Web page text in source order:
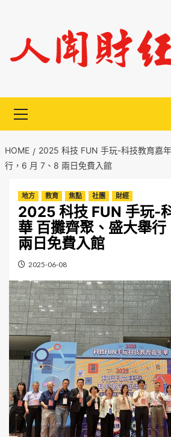
content
Menu
HOME
2025 科技 FUN 手玩-科技教育嘉
行，6 月 7、8 兩日免費入館
地方 教育 焦點 社團 財經
2025 科技 FUN 手玩-
華 百攤齊聚、盛大舉
兩日免費入館
2025-06-08